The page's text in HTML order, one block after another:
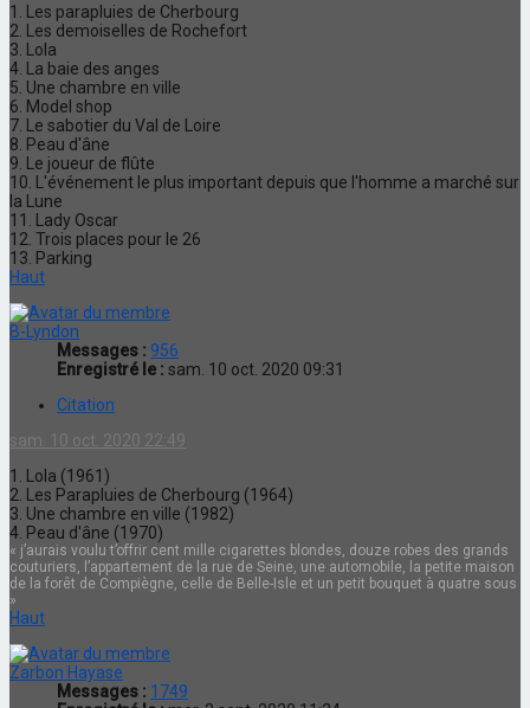
1. Les parapluies de Cherbourg
2. Les demoiselles de Rochefort
3. Lola
4. La baie des anges
5. Une chambre en ville
6. Model shop
7. Le sabotier du Val de Loire
8. Peau d'âne
9. Le joueur de flûte
10. L'événement le plus important depuis que l'homme a marché sur
la Lune
11. Lady Oscar
12. Trois places pour le 26
13. Parking
Haut
B-Lyndon
Messages : 956
Enregistré le : sam. 10 oct. 2020 09:31
Citation
sam. 10 oct. 2020 22:49
1. Lola (1961)
2. Les Parapluies de Cherbourg (1964)
3. Une chambre en ville (1982)
4. Peau d'âne (1970)
« j’aurais voulu t’offrir cent mille cigarettes blondes, douze robes des grands
couturiers, l’appartement de la rue de Seine, une automobile, la petite maison
de la forêt de Compiègne, celle de Belle-Isle et un petit bouquet à quatre sous
»
Haut
Zarbon Hayase
Messages : 1749